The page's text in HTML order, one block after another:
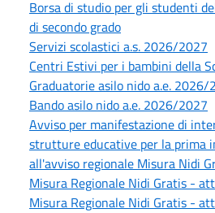
Borsa di studio per gli studenti
di secondo grado
Servizi scolastici a.s. 2026/2027
Centri Estivi per i bambini della
Graduatorie asilo nido a.e. 2026/
Bando asilo nido a.e. 2026/2027
Avviso per manifestazione di
strutture educative per la prima
all'avviso regionale Misura Nidi
Misura Regionale Nidi Gratis -
Misura Regionale Nidi Gratis -